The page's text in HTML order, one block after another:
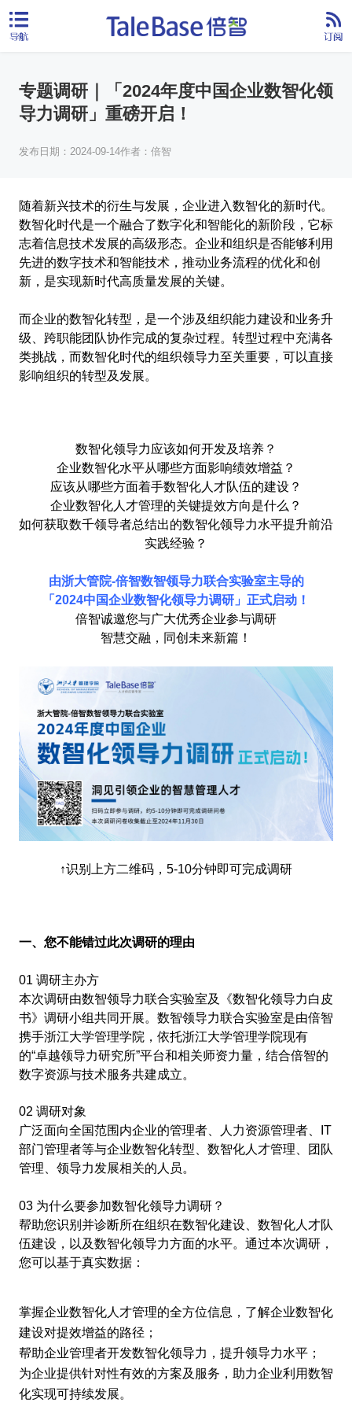
专题调研｜「2024年度中国企业数智化领
导力调研」重磅开启！
发布日期：2024-09-14作者：倍智
随着新兴技术的衍生与发展，企业进入数智化的新时代。
数智化时代是一个融合了数字化和智能化的新阶段，它标
志着信息技术发展的高级形态。企业和组织是否能够利用
先进的数字技术和智能技术，推动业务流程的优化和创
新，是实现新时代高质量发展的关键。
而企业的数智化转型，是一个涉及组织能力建设和业务升
级、跨职能团队协作完成的复杂过程。转型过程中充满各
类挑战，而数智化时代的组织领导力至关重要，可以直接
影响组织的转型及发展。
数智化领导力应该如何开发及培养？
企业数智化水平从哪些方面影响绩效增益？
应该从哪些方面着手数智化人才队伍的建设？
企业数智化人才管理的关键提效方向是什么？
如何获取数千领导者总结出的数智化领导力水平提升前沿
实践经验？
由浙大管院-倍智数智领导力联合实验室主导的
「2024中国企业数智化领导力调研」正式启动！
倍智诚邀您与广大优秀企业参与调研
智慧交融，同创未来新篇！
↑识别上方二维码，5-10分钟即可完成调研
一、您不能错过此次调研的理由
01 调研主办方
本次调研由数智领导力联合实验室及《数智化领导力白皮
书》调研小组共同开展。数智领导力联合实验室是由倍智
携手浙江大学管理学院，依托浙江大学管理学院现有
的“卓越领导力研究所”平台和相关师资力量，结合倍智的
数字资源与技术服务共建成立。
02 调研对象
广泛面向全国范围内企业的管理者、人力资源管理者、IT
部门管理者等与企业数智化转型、数智化人才管理、团队
管理、领导力发展相关的人员。
03 为什么要参加数智化领导力调研？
帮助您识别并诊断所在组织在数智化建设、数智化人才队
伍建设，以及数智化领导力方面的水平。通过本次调研，
您可以基于真实数据：
掌握企业数智化人才管理的全方位信息，了解企业数智化
建设对提效增益的路径；
帮助企业管理者开发数智化领导力，提升领导力水平；
为企业提供针对性有效的方案及服务，助力企业利用数智
化实现可持续发展。